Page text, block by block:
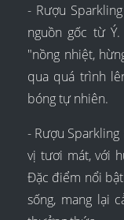
- Rượu
nguồn gốc từ
"nồng nhiệt,
qua quá trình
bóng tự nhiên.
- Rượu Sparkling
vị tươi mát, với
Đặc điểm nổi
sống, mang lại